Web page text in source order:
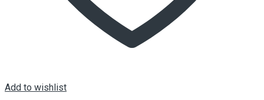
Add to wishlist